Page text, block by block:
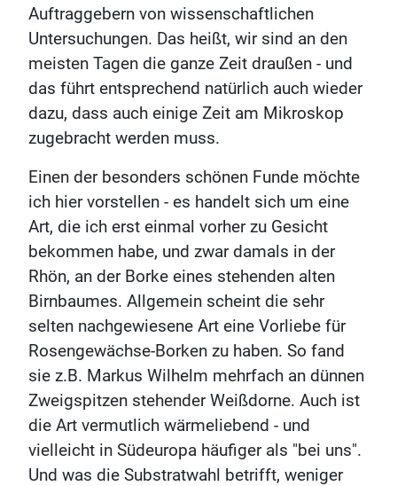
Auftraggebern von wissenschaftlichen
Untersuchungen. Das heißt, wir sind an den
meisten Tagen die ganze Zeit draußen - und
das führt entsprechend natürlich auch wieder
dazu, dass auch einige Zeit am Mikroskop
zugebracht werden muss.
Einen der besonders schönen Funde möchte
ich hier vorstellen - es handelt sich um eine
Art, die ich erst einmal vorher zu Gesicht
bekommen habe, und zwar damals in der
Rhön, an der Borke eines stehenden alten
Birnbaumes. Allgemein scheint die sehr
selten nachgewiesene Art eine Vorliebe für
Rosengewächse-Borken zu haben. So fand
sie z.B. Markus Wilhelm mehrfach an dünnen
Zweigspitzen stehender Weißdorne. Auch ist
die Art vermutlich wärmeliebend - und
vielleicht in Südeuropa häufiger als "bei uns".
Und was die Substratwahl betrifft, weniger